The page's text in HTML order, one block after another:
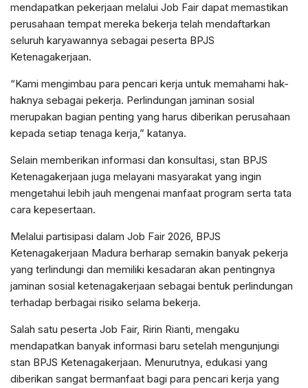
mendapatkan pekerjaan melalui Job Fair dapat memastikan
perusahaan tempat mereka bekerja telah mendaftarkan
seluruh karyawannya sebagai peserta BPJS
Ketenagakerjaan.
“Kami mengimbau para pencari kerja untuk memahami hak-
haknya sebagai pekerja. Perlindungan jaminan sosial
merupakan bagian penting yang harus diberikan perusahaan
kepada setiap tenaga kerja,” katanya.
Selain memberikan informasi dan konsultasi, stan BPJS
Ketenagakerjaan juga melayani masyarakat yang ingin
mengetahui lebih jauh mengenai manfaat program serta tata
cara kepesertaan.
Melalui partisipasi dalam Job Fair 2026, BPJS
Ketenagakerjaan Madura berharap semakin banyak pekerja
yang terlindungi dan memiliki kesadaran akan pentingnya
jaminan sosial ketenagakerjaan sebagai bentuk perlindungan
terhadap berbagai risiko selama bekerja.
Salah satu peserta Job Fair, Ririn Rianti, mengaku
mendapatkan banyak informasi baru setelah mengunjungi
stan BPJS Ketenagakerjaan. Menurutnya, edukasi yang
diberikan sangat bermanfaat bagi para pencari kerja yang